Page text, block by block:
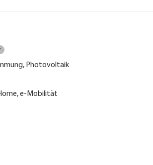
Photovoltaik
e-Mobilität